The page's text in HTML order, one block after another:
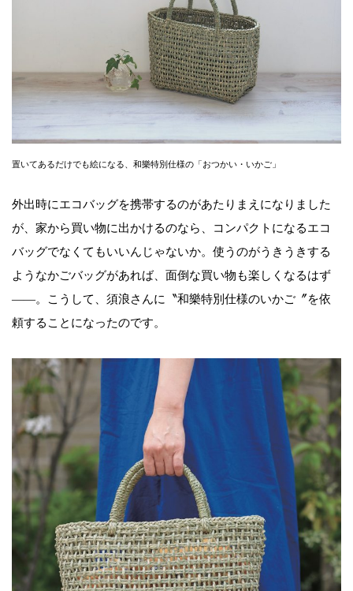
置いてあるだけでも絵になる、和樂特別仕様の「おつかい・いかご」
外出時にエコバッグを携帯するのがあたりまえになりました
が、家から買い物に出かけるのなら、コンパクトになるエコ
バッグでなくてもいいんじゃないか。使うのがうきうきする
ようなかごバッグがあれば、面倒な買い物も楽しくなるはず
――。こうして、須浪さんに〝和樂特別仕様のいかご〞を依
頼することになったのです。